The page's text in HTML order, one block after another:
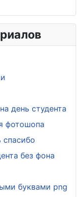
день студента
фотошопа
спасибо
без фона
буквами png